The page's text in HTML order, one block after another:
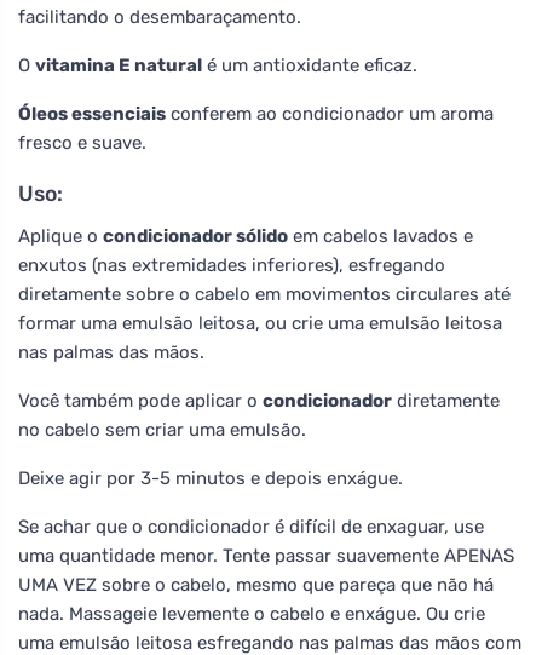
facilitando o desembaraçamento.
O vitamina E natural é um antioxidante eficaz.
Óleos essenciais conferem ao condicionador um aroma
fresco e suave.
Uso:
Aplique o condicionador sólido em cabelos lavados e
enxutos (nas extremidades inferiores), esfregando
diretamente sobre o cabelo em movimentos circulares até
formar uma emulsão leitosa, ou crie uma emulsão leitosa
nas palmas das mãos.
Você também pode aplicar o condicionador diretamente
no cabelo sem criar uma emulsão.
Deixe agir por 3-5 minutos e depois enxágue.
Se achar que o condicionador é difícil de enxaguar, use
uma quantidade menor. Tente passar suavemente APENAS
UMA VEZ sobre o cabelo, mesmo que pareça que não há
nada. Massageie levemente o cabelo e enxágue. Ou crie
uma emulsão leitosa esfregando nas palmas das mãos com